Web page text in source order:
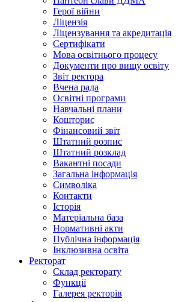
Герої війни
Ліцензія
Ліцензування та акредитація
Сертифікати
Мова освітнього процесу
Документи про вищу освіту
Звіт ректора
Вчена рада
Освітні програми
Навчальні плани
Кошторис
Фінансовий звіт
Штатний розпис
Штатний розклад
Вакантні посади
Загальна інформація
Символіка
Контакти
Історія
Матеріальна база
Нормативні акти
Публічна інформація
Інклюзивна освіта
Ректорат
Склад ректорату
Функції
Галерея ректорів